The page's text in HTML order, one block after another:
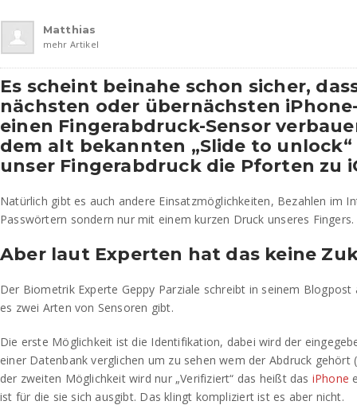
Matthias
mehr Artikel
Es scheint beinahe schon sicher,
nächsten oder übernächsten
einen Fingerabdruck-Sensor
dem alt bekannten „Slide to
unser Fingerabdruck die Pforten zu
Natürlich gibt es auch andere Einsatzmöglichkeiten, Bezahlen im
Passwörtern sondern nur mit einem kurzen Druck unseres Fingers.
Aber laut Experten hat das keine
Der Biometrik Experte Geppy Parziale schreibt in seinem Blogpost
es zwei Arten von Sensoren gibt.
Die erste Möglichkeit ist die Identifikation, dabei wird der
einer Datenbank verglichen um zu sehen wem der Abdruck gehört
der zweiten Möglichkeit wird nur „Verifiziert“ das heißt das iPhone
ist für die sie sich ausgibt. Das klingt kompliziert ist es aber nicht.